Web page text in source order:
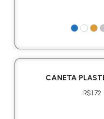
CANETA
R$ 1.72